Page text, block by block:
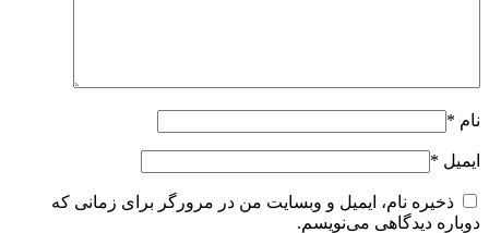
نام *
ایمیل *
ذخیره نام، ایمیل و وبسایت من در مرورگر برای زمانی که
دوباره دیدگاهی می‌نویسم.